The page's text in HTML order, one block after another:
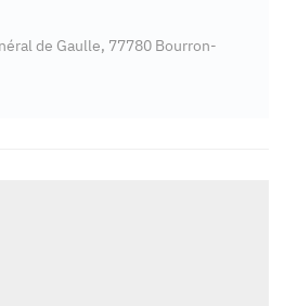
de Gaulle, 77780 Bourron-